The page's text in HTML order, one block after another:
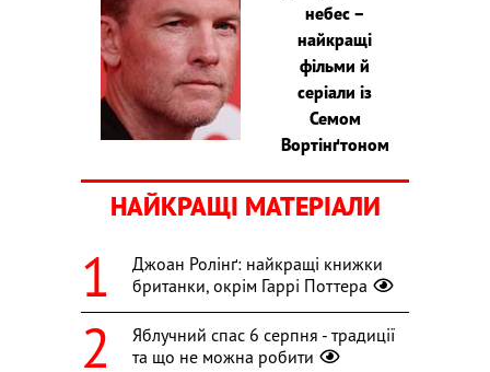
небес –
найкращі
фільми й
серіали із
Семом
Вортінґтоном
НАЙКРАЩІ МАТЕРІАЛИ
Джоан Ролінґ: найкращі книжки
британки, окрім Гаррі Поттера
Яблучний спас 6 серпня - традиції
та що не можна робити